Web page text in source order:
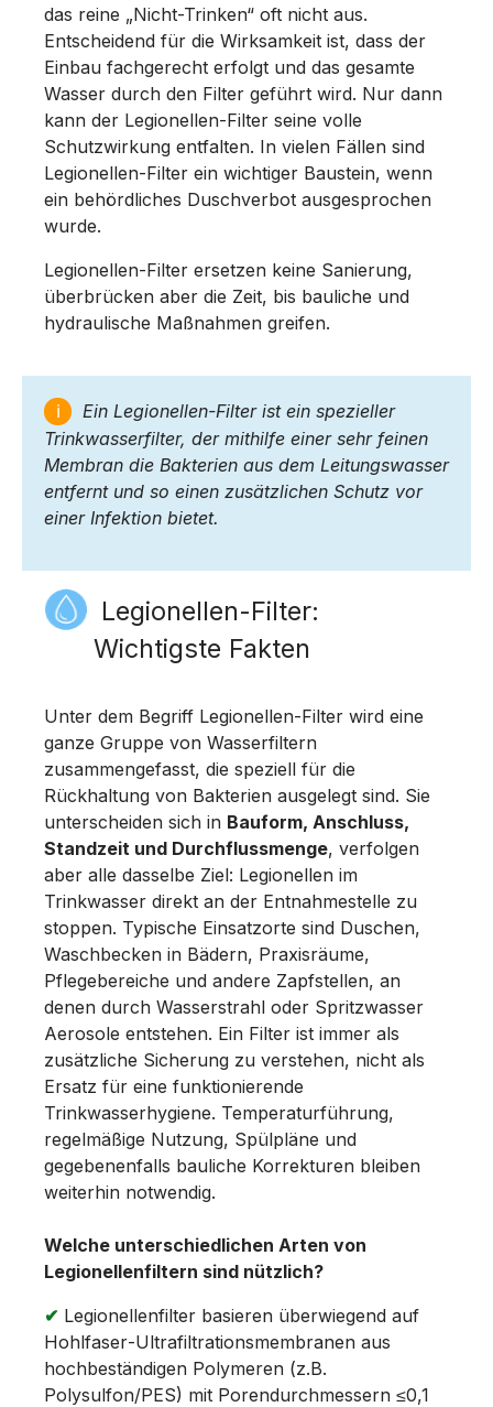
das reine „Nicht-Trinken“ oft nicht aus.
Entscheidend für die Wirksamkeit ist, dass der
Einbau fachgerecht erfolgt und das gesamte
Wasser durch den Filter geführt wird. Nur dann
kann der Legionellen-Filter seine volle
Schutzwirkung entfalten. In vielen Fällen sind
Legionellen-Filter ein wichtiger Baustein, wenn
ein behördliches Duschverbot ausgesprochen
wurde.
Legionellen-Filter ersetzen keine Sanierung,
überbrücken aber die Zeit, bis bauliche und
hydraulische Maßnahmen greifen.
ℹ
Ein Legionellen-Filter ist ein spezieller
Trinkwasserfilter, der mithilfe einer sehr feinen
Membran die Bakterien aus dem Leitungswasser
entfernt und so einen zusätzlichen Schutz vor
einer Infektion bietet.
Legionellen-Filter:
Wichtigste Fakten
Unter dem Begriff Legionellen-Filter wird eine
ganze Gruppe von Wasserfiltern
zusammengefasst, die speziell für die
Rückhaltung von Bakterien ausgelegt sind. Sie
unterscheiden sich in Bauform, Anschluss,
Standzeit und Durchflussmenge, verfolgen
aber alle dasselbe Ziel: Legionellen im
Trinkwasser direkt an der Entnahmestelle zu
stoppen. Typische Einsatzorte sind Duschen,
Waschbecken in Bädern, Praxisräume,
Pflegebereiche und andere Zapfstellen, an
denen durch Wasserstrahl oder Spritzwasser
Aerosole entstehen. Ein Filter ist immer als
zusätzliche Sicherung zu verstehen, nicht als
Ersatz für eine funktionierende
Trinkwasserhygiene. Temperaturführung,
regelmäßige Nutzung, Spülpläne und
gegebenenfalls bauliche Korrekturen bleiben
weiterhin notwendig.
Welche unterschiedlichen Arten von
Legionellenfiltern sind nützlich?
✔ Legionellenfilter basieren überwiegend auf
Hohlfaser‑Ultrafiltrationsmembranen aus
hochbeständigen Polymeren (z.B.
Polysulfon/PES) mit Porendurchmessern ≤0,1